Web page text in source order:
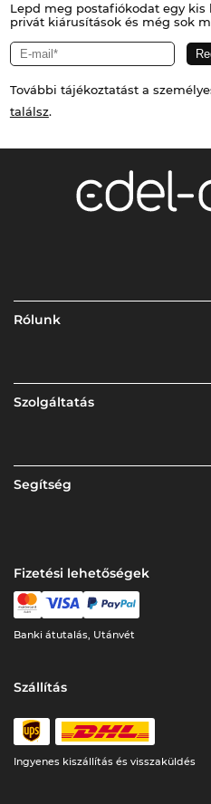
Lepd meg postafiókodat egy kis
privát kiárusítások és még sok
További tájékoztatást a
találsz.
Rólunk
Szolgáltatás
Segítség
Fizetési lehetőségek
Banki átutalás, Utánvét
Szállítás
Ingyenes kiszállítás és visszaküldés